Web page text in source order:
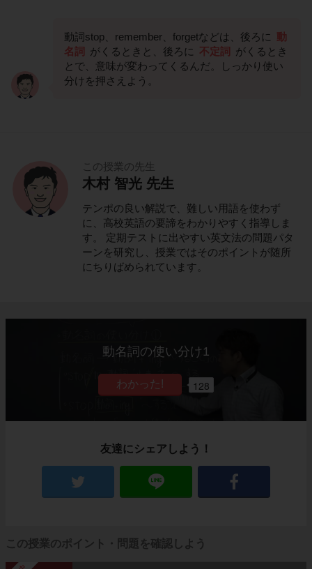
動詞stop、remember、forgetなどは、後ろに
動
名詞 がくるときと、後ろに 不定詞 がくるとき
とで、意味が変わってくるんだ。しっかり使い
分けを押さえよう。
この授業の先生
木村 智光 先生
テンポの良い解説で、難しい用語を使わず
に、高校英語の要諦をわかりやすく指導しま
す。 定期テストに出やすい英文法の問題パタ
ーンを研究し、授業ではそのポイントが随所
にちりばめられています。
動名詞の使い分け1
128
友達にシェアしよう！
この授業のポイント・問題を確認しよう